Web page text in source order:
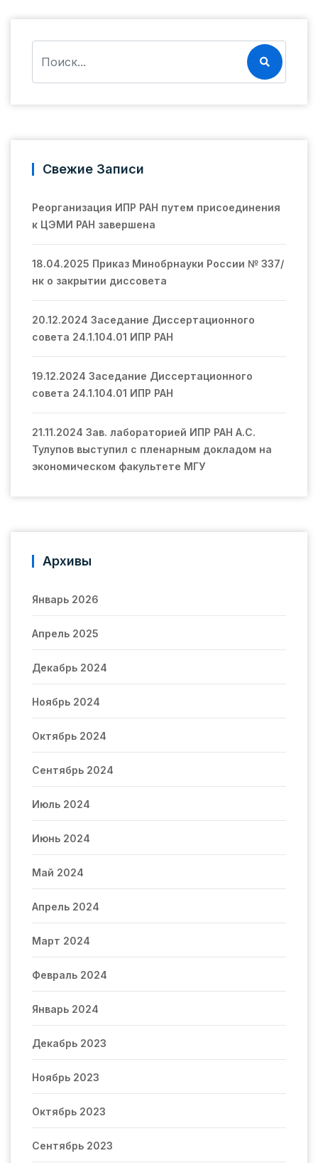
Свежие Записи
Реорганизация ИПР РАН путем присоединения
к ЦЭМИ РАН завершена
18.04.2025 Приказ Минобрнауки России № 337/
нк о закрытии диссовета
20.12.2024 Заседание Диссертационного
совета 24.1.104.01 ИПР РАН
19.12.2024 Заседание Диссертационного
совета 24.1.104.01 ИПР РАН
21.11.2024 Зав. лабораторией ИПР РАН А.С.
Тулупов выступил с пленарным докладом на
экономическом факультете МГУ
Архивы
Январь 2026
Апрель 2025
Декабрь 2024
Ноябрь 2024
Октябрь 2024
Сентябрь 2024
Июль 2024
Июнь 2024
Май 2024
Апрель 2024
Март 2024
Февраль 2024
Январь 2024
Декабрь 2023
Ноябрь 2023
Октябрь 2023
Сентябрь 2023